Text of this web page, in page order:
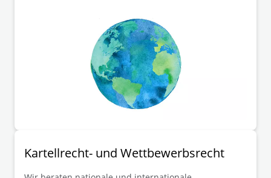
Kartellrecht- und Wettbewerbsrecht